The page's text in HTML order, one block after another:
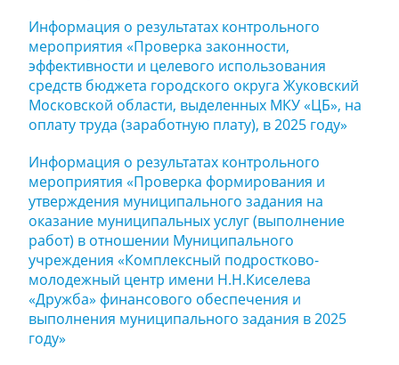
Информация о результатах контрольного
мероприятия «Проверка законности,
эффективности и целевого использования
средств бюджета городского округа Жуковский
Московской области, выделенных МКУ «ЦБ», на
оплату труда (заработную плату), в 2025 году»
Информация о результатах контрольного
мероприятия «Проверка формирования и
утверждения муниципального задания на
оказание муниципальных услуг (выполнение
работ) в отношении Муниципального
учреждения «Комплексный подростково-
молодежный центр имени Н.Н.Киселева
«Дружба» финансового обеспечения и
выполнения муниципального задания в 2025
году»